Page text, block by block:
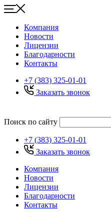
Компания
Новости
Лицензии
Благодарности
Контакты
+7 (383) 325-01-01
Заказать звонок
Поиск по сайту
+7 (383) 325-01-01
Заказать звонок
Компания
Новости
Лицензии
Благодарности
Контакты